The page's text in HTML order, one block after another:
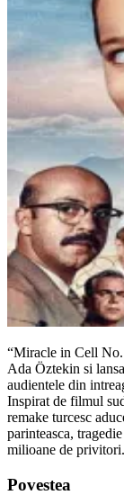
“Miracle in Cell
Ada Öztekin si
audientele din
Inspirat de filmul
remake turcesc
parinteasca,
milioane de privitori.
Povestea